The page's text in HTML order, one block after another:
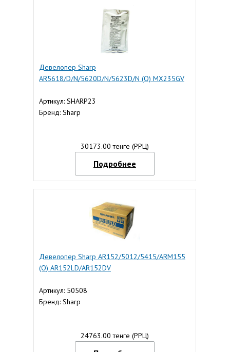
Девелопер Sharp
AR5618/D/N/5620D/N/5623D/N (O) MX235GV
Артикул: SHARP23
Бренд: Sharp
30173.00 тенге (РРЦ)
Подробнее
Девелопер Sharp AR152/5012/5415/ARM155
(O) AR152LD/AR152DV
Артикул: 50508
Бренд: Sharp
24763.00 тенге (РРЦ)